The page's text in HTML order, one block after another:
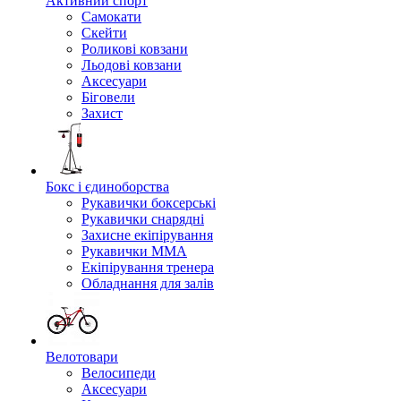
Самокати
Скейти
Роликові ковзани
Льодові ковзани
Аксесуари
Біговели
Захист
Бокс і єдиноборства
Рукавички боксерські
Рукавички снарядні
Захисне екіпірування
Рукавички ММА
Екіпірування тренера
Обладнання для залів
Велотовари
Велосипеди
Аксесуари